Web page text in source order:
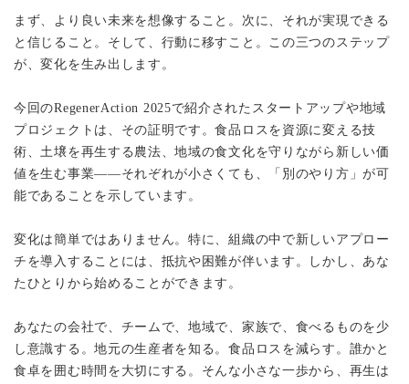
まず、より良い未来を想像すること。次に、それが実現できる
と信じること。そして、行動に移すこと。この三つのステップ
が、変化を生み出します。
今回のRegenerAction 2025で紹介されたスタートアップや地域
プロジェクトは、その証明です。食品ロスを資源に変える技
術、土壌を再生する農法、地域の食文化を守りながら新しい価
値を生む事業——それぞれが小さくても、「別のやり方」が可
能であることを示しています。
変化は簡単ではありません。特に、組織の中で新しいアプロー
チを導入することには、抵抗や困難が伴います。しかし、あな
たひとりから始めることができます。
あなたの会社で、チームで、地域で、家族で、食べるものを少
し意識する。地元の生産者を知る。食品ロスを減らす。誰かと
食卓を囲む時間を大切にする。そんな小さな一歩から、再生は